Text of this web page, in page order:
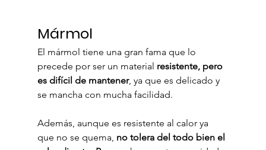
Mármol
El mármol tiene una gran fama que lo
precede por ser un material resistente, pero
es difícil de mantener, ya que es delicado y
se mancha con mucha facilidad.
Además, aunque es resistente al calor ya
que no se quema, no tolera del todo bien el